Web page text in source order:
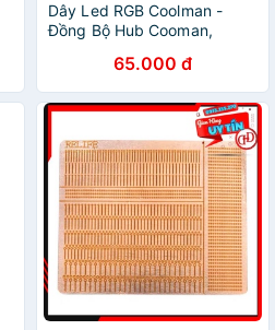
Dây Led RGB Coolman -
Đồng Bộ Hub Cooman,
65.000 đ